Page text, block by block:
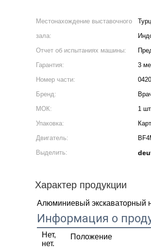
Местонахождение выставочного
зала:
Отчет об испытаниях машины:
Гарантия:
3
Номер части:
Бренд:
МОК:
1
Упаковка:
Двигатель:
Выделить:
Характер продукции
Алюминиевый экскаваторный
Информация о
Нет,
нет.
Положение